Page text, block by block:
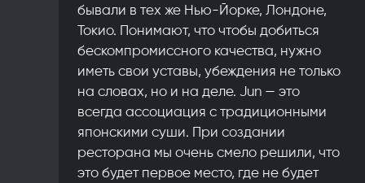
бывали в тех же Нью-Йорке, Лондоне,
Токио. Понимают, что чтобы добиться
бескомпромиссного качества, нужно
иметь свои уставы, убеждения не только
на словах, но и на деле. Jun — это
всегда ассоциация с традиционными
японскими суши. При создании
ресторана мы очень смело решили, что
это будет первое место, где не будет